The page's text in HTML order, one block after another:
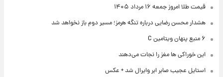
قیمت طلا امروز جمعه ۱۶ مرداد ۱۴۰۵
هشدار محسن رضایی درباره تنگه هرمز؛ مسیر دوم باز نخواهد شد
۶ منبع پنهان ویتامین C
این خوراکی ها مغز را نجات می‌دهند
استایل عجیب صابر ابر وایرال شد + عکس